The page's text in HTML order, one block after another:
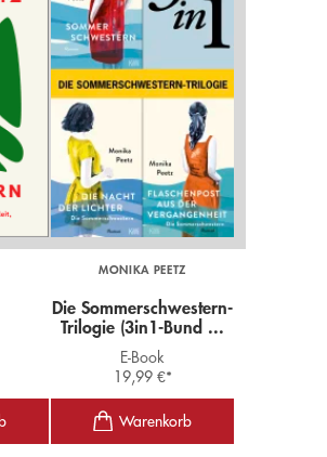
MONIKA PEETZ
Die Sommerschwestern-
Trilogie (3in1-Bund ...
E-Book
19,99 €*